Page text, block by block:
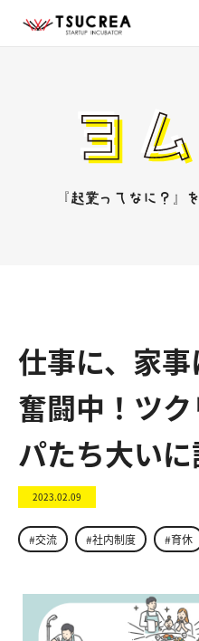
『起業ってなに？』
仕事に、家
奮闘中！ツ
パたち大い
2023.02.09
#交流 #社内制度 #育休